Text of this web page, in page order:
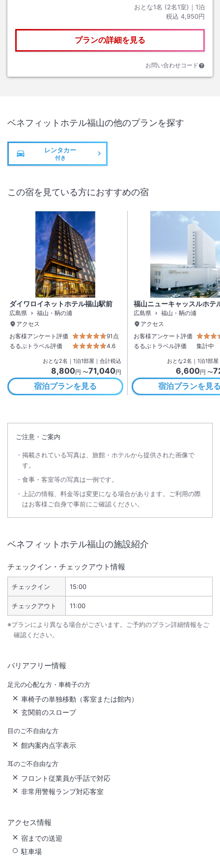
おとな1名 (2名1室)｜ 1泊
税込 4,950円
プランの詳細を見る
お問い合わせコード
ベネフィットホテル福山の他のプランを探す
レンタカー
付き
この宿を見ている方におすすめの宿
ダイワロイネットホテル福山駅前
広島県
福山・鞆の浦
アクセス
お客様アンケート評価
91点
るるぶトラベル評価
4.6
おとな2名 ｜ 1泊1部屋｜合計税込
8,800円 〜71,040円
宿泊プランを見る
福山ニューキャッスルホテ
広島県
福山・鞆の浦
アクセス
お客様アンケート評価
るるぶトラベル評価
集計中
おとな2名 ｜ 1泊1部屋
6,600円 〜
宿泊プランを見
ご注意・ご案内
掲載されている写真は、旅館・ホテルから提供された画像で
す。
食事・客室等の写真は一例です。
上記の情報、料金等は変更になる場合があります。ご利用の際
はお客様ご自身で事前にご確認ください。
ベネフィットホテル福山の施設紹介
チェックイン・チェックアウト情報
チェックイン 15:00
チェックアウト 11:00
※プランにより異なる場合がございます。ご予約のプラン詳細情報をご
確認ください。
バリアフリー情報
足元の心配な方・車椅子の方
車椅子の単独移動（客室または館内）
玄関前のスロープ
目のご不自由な方
館内案内点字表示
耳のご不自由な方
フロント従業員が手話で対応
非常用警報ランプ対応客室
アクセス情報
宿までの送迎
駐車場